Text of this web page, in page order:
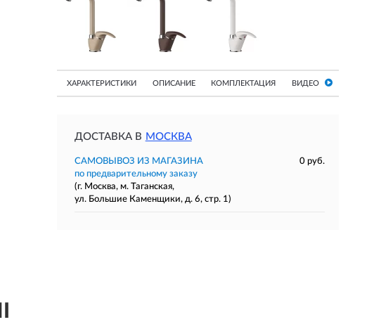
ХАРАКТЕРИСТИКИ ОПИСАНИЕ КОМПЛЕКТАЦИЯ ВИДЕО
ДОСТАВКА В МОСКВА
САМОВЫВОЗ ИЗ МАГАЗИНА
0 руб.
по предварительному заказу
(г. Москва, м. Таганская,
ул. Большие Каменщики, д. 6, стр. 1)